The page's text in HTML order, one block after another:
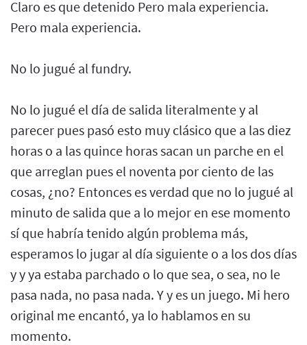
Claro es que detenido Pero mala experiencia.
Pero mala experiencia.
No lo jugué al fundry.
No lo jugué el día de salida literalmente y al
parecer pues pasó esto muy clásico que a las diez
horas o a las quince horas sacan un parche en el
que arreglan pues el noventa por ciento de las
cosas, ¿no? Entonces es verdad que no lo jugué al
minuto de salida que a lo mejor en ese momento
sí que habría tenido algún problema más,
esperamos lo jugar al día siguiente o a los dos días
y y ya estaba parchado o lo que sea, o sea, no le
pasa nada, no pasa nada. Y y es un juego. Mi hero
original me encantó, ya lo hablamos en su
momento.